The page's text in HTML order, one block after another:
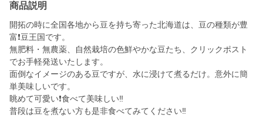
商品説明
開拓の時に全国各地から豆を持ち寄った北海道は、豆の種類が豊
富❗豆王国です。
無肥料・無農薬、自然栽培の色鮮やかな豆たち、クリックポスト
でお手軽発送いたします。
面倒なイメージのある豆ですが、水に浸けて煮るだけ。意外に簡
単美味しいです。
眺めて可愛い❗食べて美味しい‼️
普段は豆を煮ない方も是非食べてみてください‼️